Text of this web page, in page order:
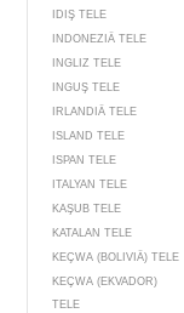
IDIŞ TELE
INDONEZIÄ TELE
INGLIZ TELE
INGUŞ TELE
IRLANDIÄ TELE
ISLAND TELE
ISPAN TELE
ITALYAN TELE
KAŞUB TELE
KATALAN TELE
KEÇWA (BOLIVIÄ) TELE
KEÇWA (EKVADOR)
TELE